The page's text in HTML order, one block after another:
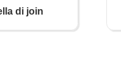
di join